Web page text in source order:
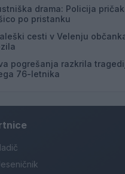
drama: Policija
po pristanku
cesti v Velenju
pogrešanja razkrila
76-letnika